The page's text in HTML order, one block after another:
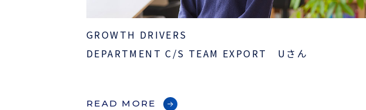
GROWTH DRIVERS
DEPARTMENT C/S TEAM EXPORT Uさん
READ MORE